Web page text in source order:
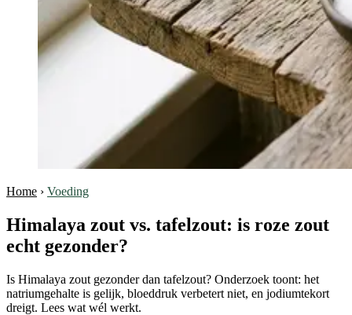
Home › Voeding
Himalaya zout vs. tafelzout: is roze zout
echt gezonder?
Is Himalaya zout gezonder dan tafelzout? Onderzoek toont: het
natriumgehalte is gelijk, bloeddruk verbetert niet, en jodiumtekort
dreigt. Lees wat wél werkt.